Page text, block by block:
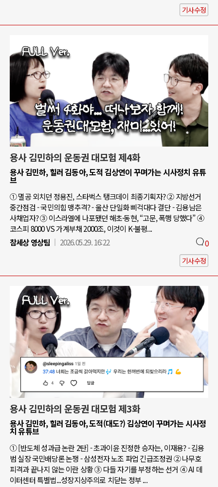
기사수정
용사 김민하의 운동권 대모험 제4화
용사 김민하, 힐러 김동아, 도적 김상연이 꾸며가는 시사정치 유튜
브
① 멸공 외치던 정용진, 스타벅스 탱크데이 최종기획자? ② 지방선거
중간점검 - 국민의힘 맹추격? - 울산 단일화 삐걱대다 결단 - 김용남은
사채업자? ③ 이스라엘에 나포됐던 해초·동현, “고문, 폭행 당했다” ④
코스피 8000 VS 가계부채 2000조, 이것이 K-불평...
참세상 영상팀
2026.05.29. 16:22 0
기사수정
용사 김민하의 운동권 대모험 제3화
용사 김민하, 힐러 김동아, 도적(대도?) 김상연이 꾸며가는 시사정
치 유튜브
① [반도체 성과급 논란 2탄] - 초과이윤 진정한 승자는, 이재용? - 김용
범 실장 국민배당론 논쟁 - 삼성전자 노조 파업 긴급조정권 ② 나무호
피격과 끝나지 않는 이란 상황 ③ 다들 자기를 부정하는 선거 ④ AI 데
이터센터 특별법...성장지상주의로 치닫는 정부 ...